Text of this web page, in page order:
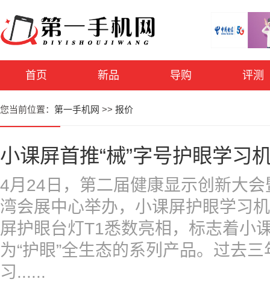
首页 新品 导购 评测
您当前位置： 第一手机网 >> 报价
小课屏首推“械”字号护眼学习
4月24日，第二届健康显示创新大
湾会展中心举办，小课屏护眼学习
屏护眼台灯T1悉数亮相，标志着小
为“护眼”全生态的系列产品。过去
习......